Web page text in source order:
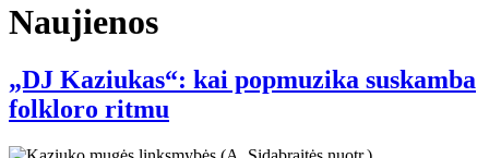
Naujienos
„DJ Kaziukas“: kai popmuzika suskamba
folkloro ritmu